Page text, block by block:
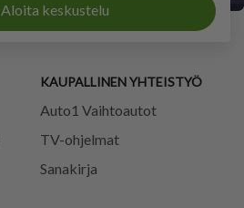
Aloita keskustelu
KAUPALLINEN YHTEISTYÖ
Auto1 Vaihtoautot
TV-ohjelmat
Sanakirja